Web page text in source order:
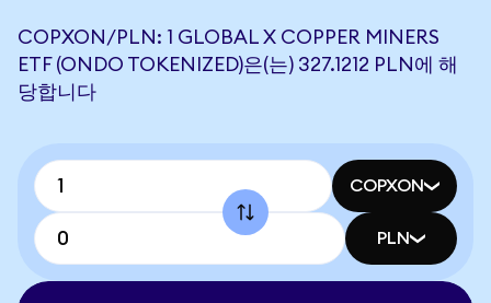
COPXON/PLN: 1 GLOBAL X COPPER MINERS
ETF (ONDO TOKENIZED)은(는) 327.1212 PLN에 해
당합니다
COPXON
PLN